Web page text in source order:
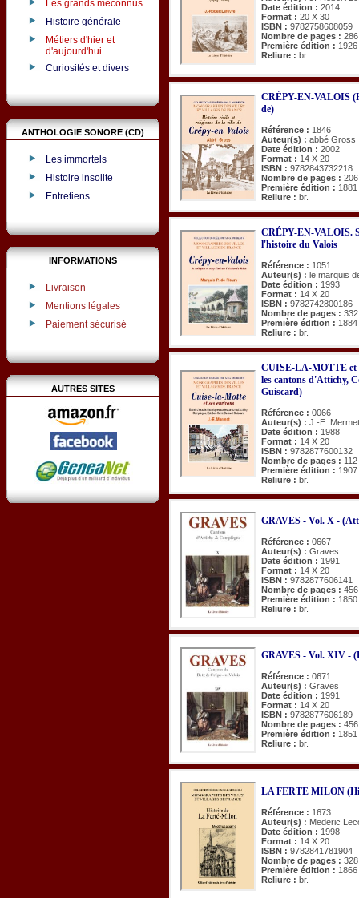
Les grands méconnus
Histoire générale
Métiers d'hier et
d'aujourd'hui
Curiosités et divers
ANTHOLOGIE SONORE (CD)
Les immortels
Histoire insolite
Entretiens
INFORMATIONS
Livraison
Mentions légales
Paiement sécurisé
AUTRES SITES
Date édition : 2014
Format : 20 X 30
ISBN : 9782758608059
Nombre de pages : 286
Première édition : 1926
Reliure : br.
CRÉPY-EN-VALOIS
de)
Référence : 1846
Auteur(s) : abbé Gross
Date édition : 2002
Format : 14 X 20
ISBN : 9782843732218
Nombre de pages : 206
Première édition : 1881
Reliure : br.
CRÉPY-EN-VALOIS.
l'histoire du Valois
Référence : 1051
Auteur(s) : le marquis
Date édition : 1993
Format : 14 X 20
ISBN : 9782742800186
Nombre de pages : 332
Première édition : 1884
Reliure : br.
CUISE-LA-MOTTE et
les cantons d'Attichy,
Guiscard)
Référence : 0066
Auteur(s) : J.-E. Mermet
Date édition : 1988
Format : 14 X 20
ISBN : 9782877600132
Nombre de pages : 112
Première édition : 1907
Reliure : br.
GRAVES - Vol. X -
Référence : 0667
Auteur(s) : Graves
Date édition : 1991
Format : 14 X 20
ISBN : 9782877606141
Nombre de pages : 456
Première édition :
Reliure : br.
GRAVES - Vol. XIV -
Référence : 0671
Auteur(s) : Graves
Date édition : 1991
Format : 14 X 20
ISBN : 9782877606189
Nombre de pages : 456
Première édition :
Reliure : br.
LA FERTE MILON
Référence : 1673
Auteur(s) : Mederic
Date édition : 1998
Format : 14 X 20
ISBN : 9782841781904
Nombre de pages : 328
Première édition : 1866
Reliure : br.